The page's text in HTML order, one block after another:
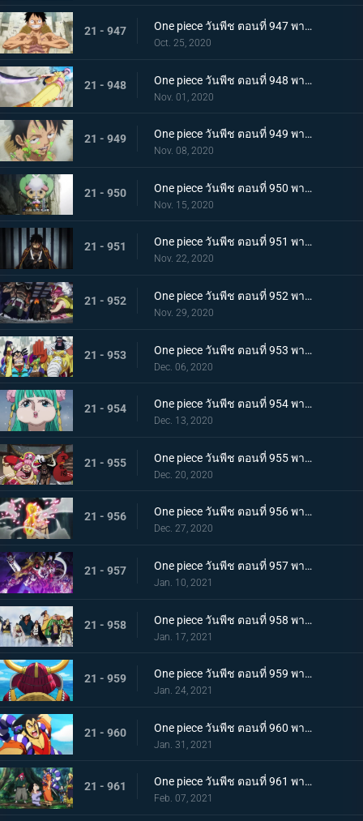
21 - 947 One piece วันพีช ตอนที่ 947 พากย์ไทย อาวุธทรงอานุภาพ! กระสุนโรคระบาดที่เล็งไปที่ลูฟี่
Oct. 25, 2020
21 - 948 One piece วันพีช ตอนที่ 948 พากย์ไทย เปิดฉากโต้กลับ! ลูฟี่และเหล่าซามูไรฝักดาบแดง!
Nov. 01, 2020
21 - 949 One piece วันพีช ตอนที่ 949 พากย์ไทย มาเพื่อชนะ! เสียงร้องที่สิ้นหวังของลูฟี่
Nov. 08, 2020
21 - 950 One piece วันพีช ตอนที่ 950 พากย์ไทย ความฝันของเหล่าทหาร! ลูฟี่ยึดครองอุด้ง!
Nov. 15, 2020
21 - 951 One piece วันพีช ตอนที่ 951 พากย์ไทย การไล่ล่าของโอโรจิ! หน่วยรบนินจา vs โซโล
Nov. 22, 2020
21 - 952 One piece วันพีช ตอนที่ 952 พากย์ไทย การเผชิญหน้าอย่างไม่คาดคิด! ของสี่จักรพรรดิทั้งสองคน
Nov. 29, 2020
21 - 953 One piece วันพีช ตอนที่ 953 พากย์ไทย คำสารภาพของฮิโยริ! พานพบอีกครั้งที่สะพานโออิฮิงิ
Dec. 06, 2020
21 - 954 One piece วันพีช ตอนที่ 954 พากย์ไทย ชื่อของมันคือเอ็นมะ! สุดยอดดาบของโอเด้ง!
Dec. 13, 2020
21 - 955 One piece วันพีช ตอนที่ 955 พากย์ไทย พันธมิตรใหม่? รวมพลกองกำลังไคโด!
Dec. 20, 2020
21 - 956 One piece วันพีช ตอนที่ 956 พากย์ไทย การต่อสู้ครั้งใหญ่! กลุ่มหมวกฟางเข้าโหมดต่อสู้!
Dec. 27, 2020
21 - 957 One piece วันพีช ตอนที่ 957 พากย์ไทย ข่าวใหญ่! เหตุการณ์ที่ส่งผลต่อ 7 เทพโจรสลัด!
Jan. 10, 2021
21 - 958 One piece วันพีช ตอนที่ 958 พากย์ไทย ตำนานการต่อสู้! การ์ปและโรเจอร์
Jan. 17, 2021
21 - 959 One piece วันพีช ตอนที่ 959 พากย์ไทย ท่าเรือที่นัดพบ! วะโนะคุนิองก์ 3 เริ่มแล้ว!
Jan. 24, 2021
21 - 960 One piece วันพีช ตอนที่ 960 พากย์ไทย ซามูไรอันดับหนึ่งของวะโนะคุนิ! โคสึกิ โอเด้ง มาแล้ว
Jan. 31, 2021
21 - 961 One piece วันพีช ตอนที่ 961 พากย์ไทย สาบานเป็นศิษย์ทั้งน้ำตา โอเด้งกับคินเอม่อน
Feb. 07, 2021